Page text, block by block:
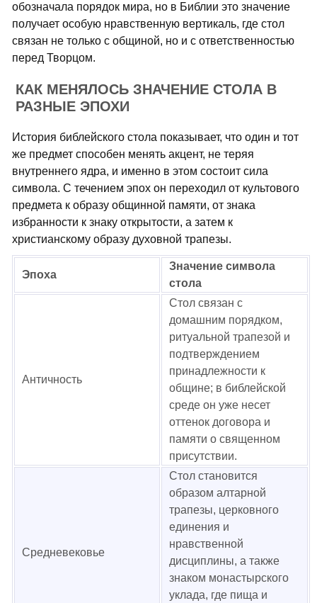
обозначала порядок мира, но в Библии это значение
получает особую нравственную вертикаль, где стол
связан не только с общиной, но и с ответственностью
перед Творцом.
КАК МЕНЯЛОСЬ ЗНАЧЕНИЕ СТОЛА В
РАЗНЫЕ ЭПОХИ
История библейского стола показывает, что один и тот
же предмет способен менять акцент, не теряя
внутреннего ядра, и именно в этом состоит сила
символа. С течением эпох он переходил от культового
предмета к образу общинной памяти, от знака
избранности к знаку открытости, а затем к
христианскому образу духовной трапезы.
Эпоха
Значение символа
стола
Античность
Стол связан с
домашним порядком,
ритуальной трапезой и
подтверждением
принадлежности к
общине; в библейской
среде он уже несет
оттенок договора и
памяти о священном
присутствии.
Средневековье
Стол становится
образом алтарной
трапезы, церковного
единения и
нравственной
дисциплины, а также
знаком монастырского
уклада, где пища и